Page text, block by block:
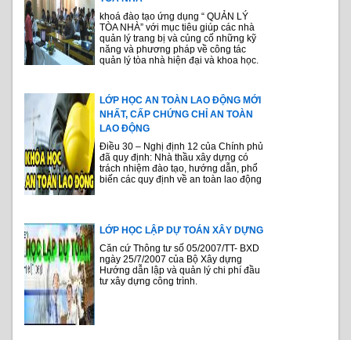
khoá đào tạo ứng dụng “ QUẢN LÝ
TÒA NHÀ” với mục tiêu giúp các nhà
quản lý trang bị và củng cố những kỹ
năng và phương pháp về công tác
quản lý tòa nhà hiện đại và khoa học.
LỚP HỌC AN TOÀN LAO ĐỘNG MỚI
NHẤT, CẤP CHỨNG CHỈ AN TOÀN
LAO ĐỘNG
Điều 30 – Nghị định 12 của Chính phủ
đã quy định: Nhà thầu xây dựng có
trách nhiệm đào tạo, hướng dẫn, phổ
biến các quy định về an toàn lao động
LỚP HỌC LẬP DỰ TOÁN XÂY DỰNG
Căn cứ Thông tư số 05/2007/TT- BXD
ngày 25/7/2007 của Bộ Xây dựng
Hướng dẫn lập và quản lý chi phí đầu
tư xây dựng công trình.